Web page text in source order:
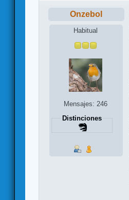
Onzebol
Habitual
Mensajes: 246
Distinciones